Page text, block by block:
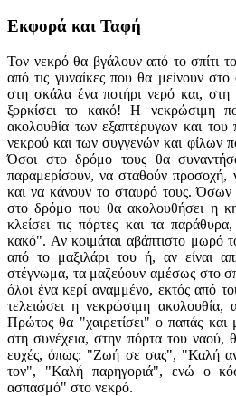
Εκφορά και Ταφή
Τον νεκρό θα βγάλουν από το σπίτι
από τις γυναίκες που θα μείνουν στο
στη σκάλα ένα ποτήρι νερό και, στη
ξορκίσει το κακό! Η νεκρώσιμη
ακολουθία των εξαπτέρυγων και του
νεκρού και των συγγενών και φίλων
Όσοι στο δρόμο τους θα
παραμερίσουν, να σταθούν προσοχή,
και να κάνουν το σταυρό τους. Όσων
στο δρόμο που θα ακολουθήσει η
κλείσει τις πόρτες και τα
κακό". Αν κοιμάται αβάπτιστο μωρό
από το μαξιλάρι του ή, αν είναι
στέγνωμα, τα μαζεύουν αμέσως στο
όλοι ένα κερί αναμμένο, εκτός από
τελειώσει η νεκρώσιμη ακολουθία,
Πρώτος θα "χαιρετίσει" ο παπάς και
στη συνέχεια, στην πόρτα του ναού,
ευχές, όπως: "Ζωή σε σας", "Καλή
τον", "Καλή παρηγοριά", ενώ ο
ασπασμό" στο νεκρό.